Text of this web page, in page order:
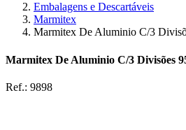
Embalagens e Descartáveis
Marmitex
Marmitex De Aluminio C/3
Marmitex De Aluminio C/3 Divisões
Ref.: 9898